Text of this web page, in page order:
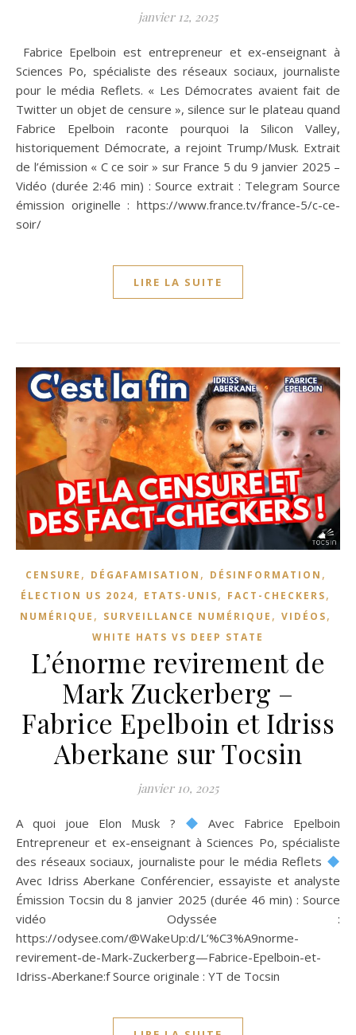
janvier 12, 2025
Fabrice Epelboin est entrepreneur et ex-enseignant à
Sciences Po, spécialiste des réseaux sociaux, journaliste
pour le média Reflets. « Les Démocrates avaient fait de
Twitter un objet de censure », silence sur le plateau quand
Fabrice Epelboin raconte pourquoi la Silicon Valley,
historiquement Démocrate, a rejoint Trump/Musk. Extrait
de l’émission « C ce soir » sur France 5 du 9 janvier 2025 –
Vidéo (durée 2:46 min) : Source extrait : Telegram Source
émission originelle : https://www.france.tv/france-5/c-ce-
soir/
LIRE LA SUITE
CENSURE , DÉGAFAMISATION , DÉSINFORMATION ,
ÉLECTION US 2024, ETATS-UNIS, FACT-CHECKERS,
NUMÉRIQUE , SURVEILLANCE NUMÉRIQUE , VIDÉOS,
WHITE HATS VS DEEP STATE
L’énorme revirement de
Mark Zuckerberg –
Fabrice Epelboin et Idriss
Aberkane sur Tocsin
janvier 10, 2025
A quoi joue Elon Musk ?
Avec Fabrice Epelboin
Entrepreneur et ex-enseignant à Sciences Po, spécialiste
des réseaux sociaux, journaliste pour le média Reflets
Avec Idriss Aberkane Conférencier, essayiste et analyste
Émission Tocsin du 8 janvier 2025 (durée 46 min) : Source
vidéo Odyssée :
https://odysee.com/@WakeUp:d/L’%C3%A9norme-
revirement-de-Mark-Zuckerberg—Fabrice-Epelboin-et-
Idriss-Aberkane:f Source originale : YT de Tocsin